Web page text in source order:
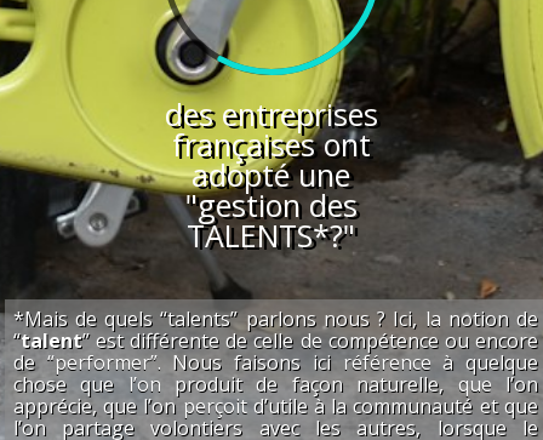
des entreprises
françaises ont
adopté une
"gestion des
TALENTS*?"
*Mais de quels “talents” parlons nous ? Ici, la notion de
“talent” est différente de celle de compétence ou encore
de “performer”. Nous faisons ici référence à quelque
chose que l’on produit de façon naturelle, que l’on
apprécie, que l’on perçoit d’utile à la communauté et que
l’on partage volontiers avec les autres, lorsque le